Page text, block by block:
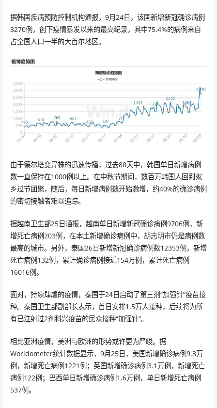
据韩国疾病预防控制机构通报，9月24日，该国新增新冠确诊病例
3270例，创下疫情暴发以来的最高纪录，其中75.4%的病例来自
占全国人口一半的大首尔地区。
由于德尔塔变异株的迅速传播，过去80天中，韩国单日新增病例
数一直保持在1000例以上。在中秋节期间，数百万韩国人回到家
乡过节团聚，随后，每日新增病例数开始激增，约40%的确诊病例
的密切接触者难以追踪。
据越南卫生部25日通报，越南单日新增新冠确诊病例9706例，新
增死亡病例203例，在本土新增确诊病例中，胡志明市仍是病例数
最高的城市。另外，泰国26日新增新冠确诊病例数12353例，新增
死亡病例132例，累计确诊病例接近154万例，累计死亡病例
16016例。
面对，持续肆虐的疫情，泰国于24日启动了第三剂“加强针”疫苗接
种。泰国卫生部副部长表示，首日安排1.5万人接种，后续将为所
有已注射过2剂科兴疫苗的民众接种“加强针”。
相比亚洲疫情，美洲与欧洲的形势或许更为严峻。据
Worldometer统计数据显示，9月25日，美国新增确诊病例9.3万
例，新增死亡病例1221例；英国新增确诊病例3.1万例，新增死亡
病例122例；巴西单日新增确诊病例1.6万例，单日新增死亡病例
537例。